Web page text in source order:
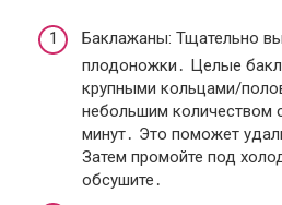
Баклажаны: Тщательно
плодоножки․ Целые
крупными кольцами/
небольшим количеством
минут․ Это поможет
Затем промойте под
обсушите․